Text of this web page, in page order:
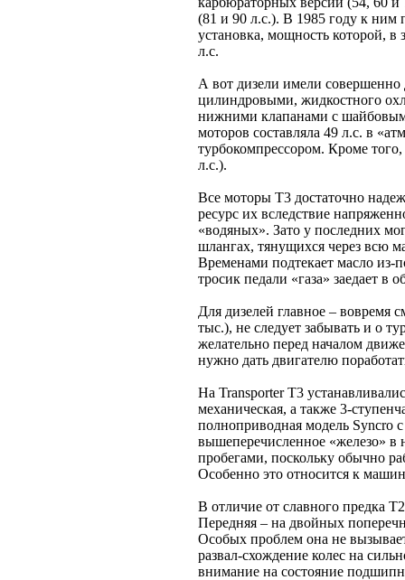
(81 и 90 л.с.). В 1985 году к ним
установка, мощность которой, в
л.с.
А вот дизели имели
цилиндровыми, жидкостного
нижними клапанами с
моторов составляла 49 л.с. в
турбокомпрессором. Кроме
л.с.).
Все моторы T3 достаточно
ресурс их вследствие
«водяных». Зато у последних
шлангах, тянущихся через всю
Временами подтекает масло из-
тросик педали «газа» заедает в
Для дизелей главное – вовремя
тыс.), не следует забывать и о
желательно перед началом
нужно дать двигателю
На Transporter T3
механическая, а также 3-
полноприводная модель Syncro
вышеперечисленное «железо» в
пробегами, поскольку обычно
Особенно это относится к
В отличие от славного предка
Передняя – на двойных
Особых проблем она не
развал-схождение колес на
внимание на состояние